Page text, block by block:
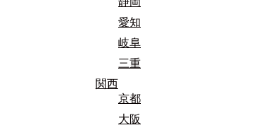
愛知
岐阜
三重
関西
京都
大阪